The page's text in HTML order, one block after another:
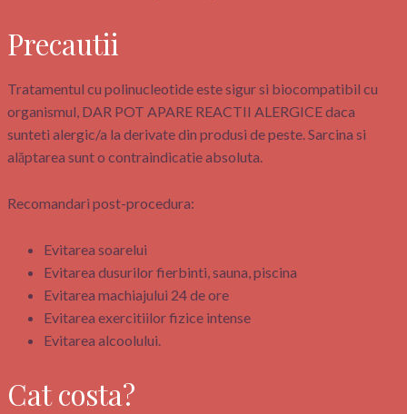
Precautii
Tratamentul cu polinucleotide este sigur si biocompatibil cu
organismul, DAR POT APARE REACTII ALERGICE daca
sunteti alergic/a la derivate din produsi de peste. Sarcina si
alăptarea sunt o contraindicatie absoluta.
Recomandari post-procedura:
Evitarea soarelui
Evitarea dusurilor fierbinti, sauna, piscina
Evitarea machiajului 24 de ore
Evitarea exercitiilor fizice intense
Evitarea alcoolului.
Cat costa?